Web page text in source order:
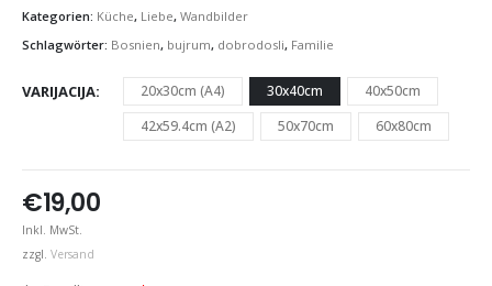
Kategorien: Küche, Liebe, Wandbilder
Schlagwörter: Bosnien, bujrum, dobrodosli, Familie
VARIJACIJA 20x30cm (A4) 30x40cm
40x50cm
42x59.4cm (A2)
50x70cm 60x80cm
€19,00
Inkl. MwSt.
zzgl. Versand